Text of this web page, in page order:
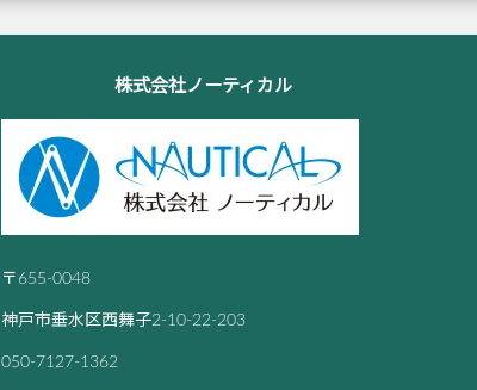
株式会社ノーティカル
〒655-0048
神戸市垂水区西舞子2-10-22-203
050-7127-1362